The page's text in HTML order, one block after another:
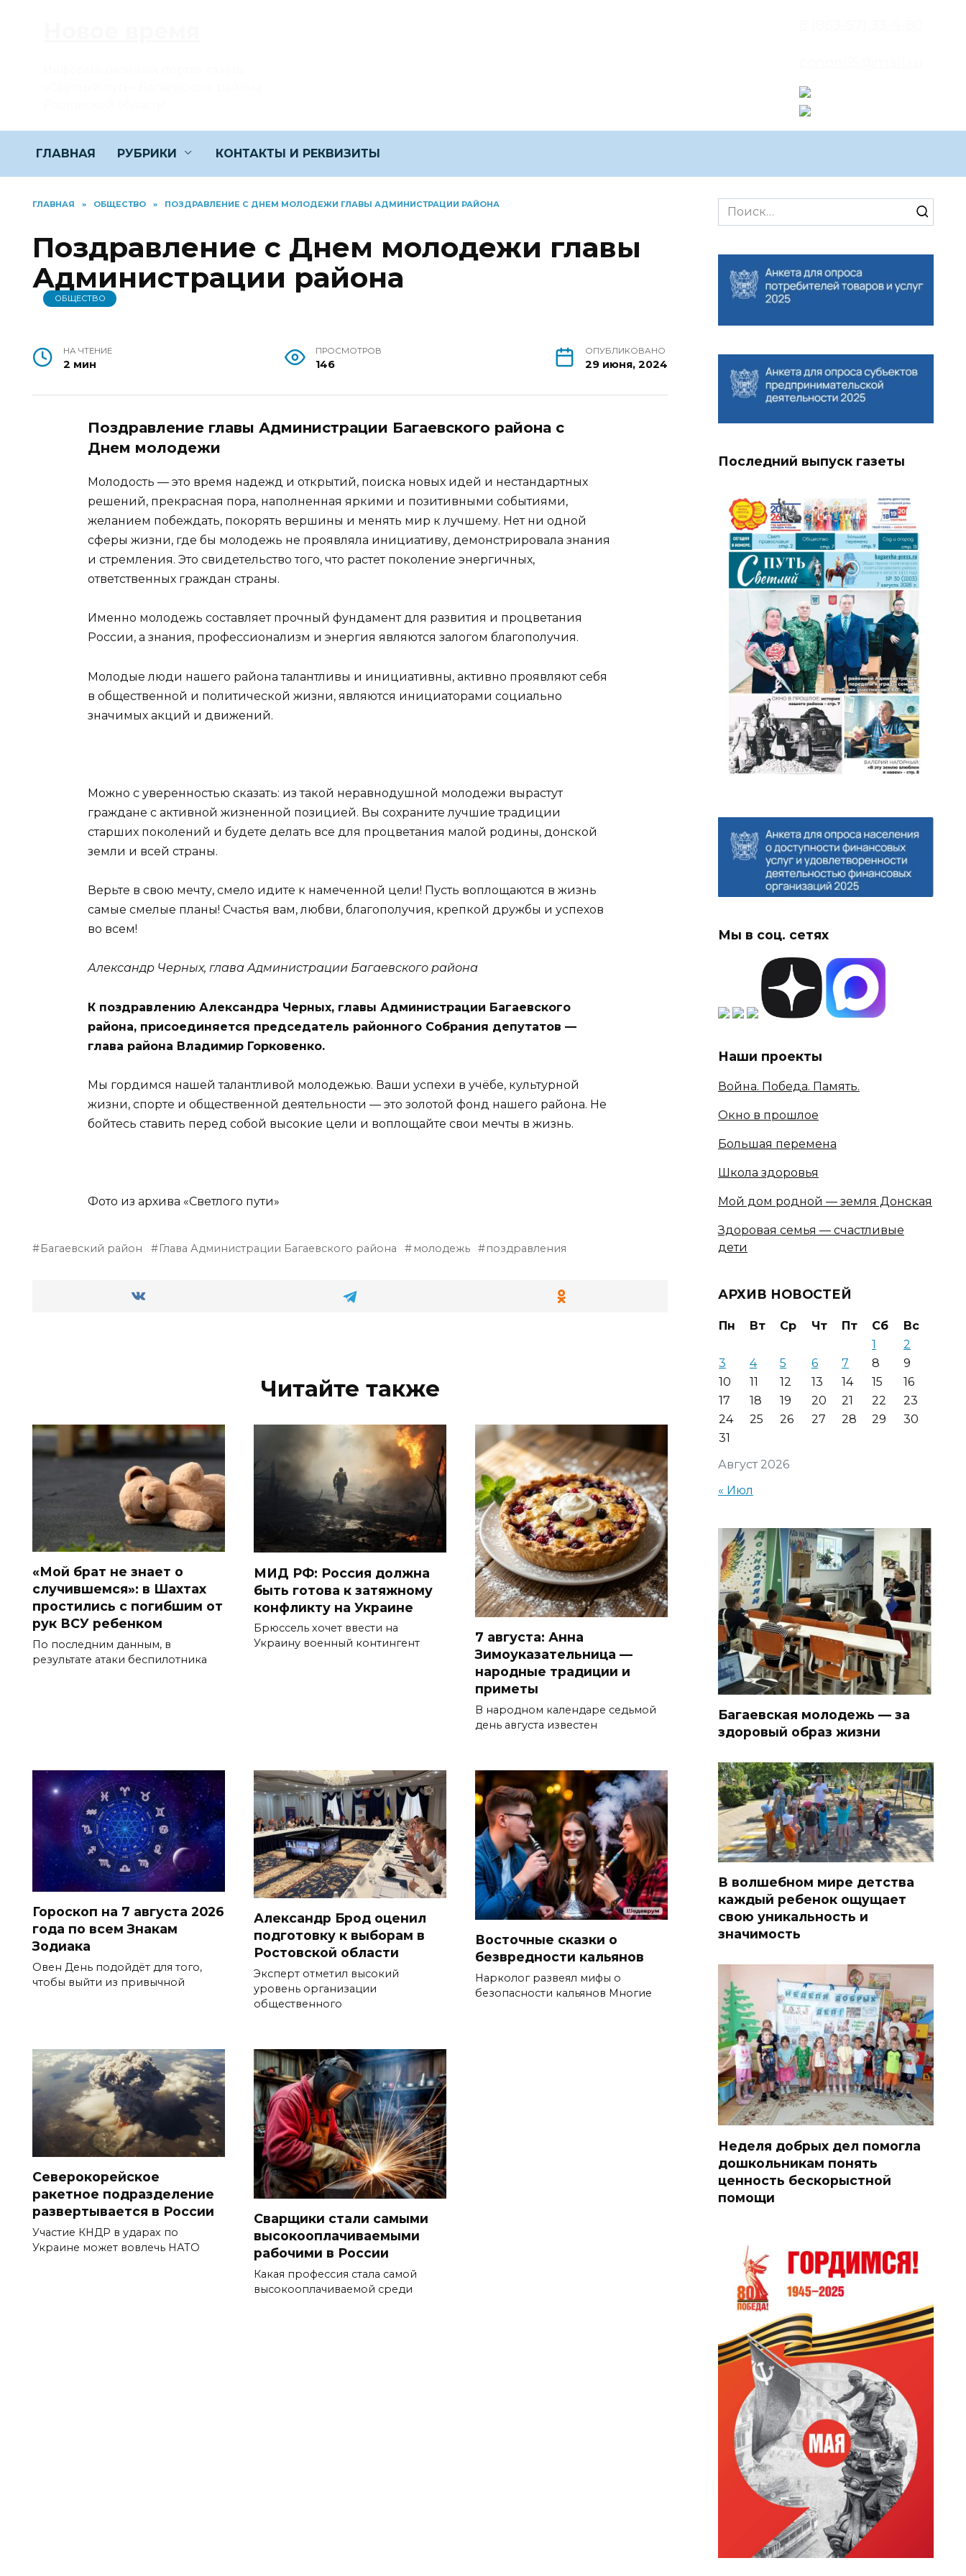
ГЛАВНАЯ РУБРИКИ КОНТАКТЫ И РЕКВИЗИТЫ
ГЛАВНАЯ » ОБЩЕСТВО » ПОЗДРАВЛЕНИЕ С ДНЕМ МОЛОДЕЖИ ГЛАВЫ АДМИНИСТРАЦИИ РАЙОНА
Поздравление с Днем молодежи главы
Администрации района
ОБЩЕСТВО
НА ЧТЕНИЕ
2 мин
ПРОСМОТРОВ
146
ОПУБЛИКОВАНО
29 июня, 2024
Поздравление главы Администрации Багаевского района с
Днем молодежи
Молодость — это время надежд и открытий, поиска новых идей и нестандартных
решений, прекрасная пора, наполненная яркими и позитивными событиями,
желанием побеждать, покорять вершины и менять мир к лучшему. Нет ни одной
сферы жизни, где бы молодежь не проявляла инициативу, демонстрировала знания
и стремления. Это свидетельство того, что растет поколение энергичных,
ответственных граждан страны.
Именно молодежь составляет прочный фундамент для развития и процветания
России, а знания, профессионализм и энергия являются залогом благополучия.
Молодые люди нашего района талантливы и инициативны, активно проявляют себя
в общественной и политической жизни, являются инициаторами социально
значимых акций и движений.
Можно с уверенностью сказать: из такой неравнодушной молодежи вырастут
граждане с активной жизненной позицией. Вы сохраните лучшие традиции
старших поколений и будете делать все для процветания малой родины, донской
земли и всей страны.
Верьте в свою мечту, смело идите к намеченной цели! Пусть воплощаются в жизнь
самые смелые планы! Счастья вам, любви, благополучия, крепкой дружбы и успехов
во всем!
Александр Черных, глава Администрации Багаевского района
К поздравлению Александра Черных, главы Администрации Багаевского
района, присоединяется председатель районного Собрания депутатов —
глава района Владимир Горковенко.
Мы гордимся нашей талантливой молодежью. Ваши успехи в учёбе, культурной
жизни, спорте и общественной деятельности — это золотой фонд нашего района. Не
бойтесь ставить перед собой высокие цели и воплощайте свои мечты в жизнь.
Фото из архива «Светлого пути»
Багаевский район Глава Администрации Багаевского района молодежь поздравления
Читайте также
«Мой брат не знает о
случившемся»: в Шахтах
простились с погибшим от
рук ВСУ ребенком
По последним данным, в
результате атаки беспилотника
МИД РФ: Россия должна
быть готова к затяжному
конфликту на Украине
Брюссель хочет ввести на
Украину военный контингент
7 августа: Анна
Зимоуказательница —
народные традиции и
приметы
В народном календаре седьмой
день августа известен
Гороскоп на 7 августа 2026
года по всем Знакам
Зодиака
Овен День подойдёт для того,
чтобы выйти из привычной
Александр Брод оценил
подготовку к выборам в
Ростовской области
Эксперт отметил высокий
уровень организации
общественного
Восточные сказки о
безвредности кальянов
Нарколог развеял мифы о
безопасности кальянов Многие
Северокорейское
ракетное подразделение
развертывается в России
Участие КНДР в ударах по
Украине может вовлечь НАТО
Сварщики стали самыми
высокооплачиваемыми
рабочими в России
Какая профессия стала самой
высокооплачиваемой среди
Search
for:
Последний выпуск газеты
Мы в соц. сетях
Наши проекты
Война. Победа. Память.
Окно в прошлое
Большая перемена
Школа здоровья
Мой дом родной — земля Донская
Здоровая семья — счастливые
дети
АРХИВ НОВОСТЕЙ
Август 2026
Пн Вт Ср Чт Пт Сб
Вс
1
2
3
4 5 6 7 8
9
10
11 12 13 14 15
16
17
18 19 20 21 22
23
24
25 26 27 28 29
30
31
« Июл
Багаевская молодежь — за
здоровый образ жизни
В волшебном мире детства
каждый ребенок ощущает
свою уникальность и
значимость
Неделя добрых дел помогла
дошкольникам понять
ценность бескорыстной
помощи